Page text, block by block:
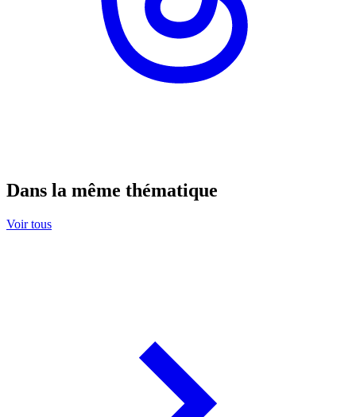
Dans la même thématique
Voir tous